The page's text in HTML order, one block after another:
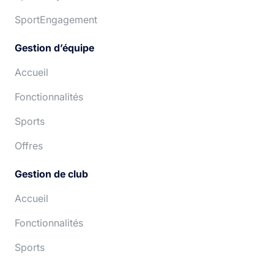
SportEngagement
Gestion d’équipe
Accueil
Fonctionnalités
Sports
Offres
Gestion de club
Accueil
Fonctionnalités
Sports